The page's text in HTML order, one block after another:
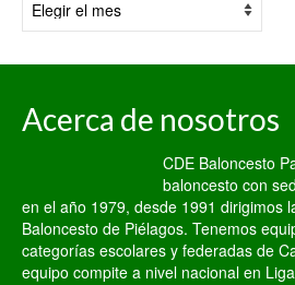
fecha:
Acerca de nosotros
CDE Baloncesto
baloncesto con
en el año 1979, desde 1991 dirigimos
Baloncesto de Piélagos. Tenemos
categorías escolares y federadas de
equipo compite a nivel nacional en